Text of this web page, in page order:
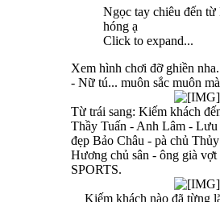
Ngọc tay chiêu đến từ
hóng ạ
Click to expand...
Xem hình chơi đỡ ghiền
- Nữ tú... muôn sắc muôn
Từ trái sang: Kiếm khách
Thầy Tuấn - Anh Lâm -
đẹp Bảo Châu - pà chủ
Hương chủ sân - ông già
SPORTS.
Kiếm khách nào đã từng